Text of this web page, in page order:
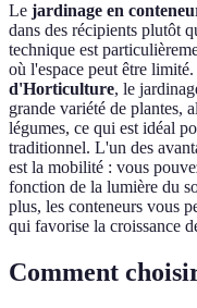
Le jardinage en
dans des récipients plutôt
technique est
où l'espace peut être
d'Horticulture, le
grande variété de plantes,
légumes, ce qui est idéal
traditionnel. L'un des
est la mobilité : vous
fonction de la lumière du
plus, les conteneurs vous
qui favorise la croissance
Comment